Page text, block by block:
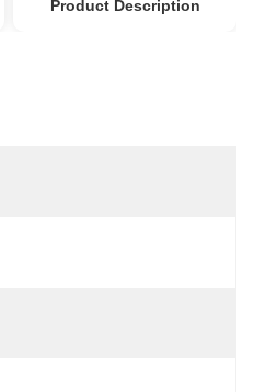
Product Description